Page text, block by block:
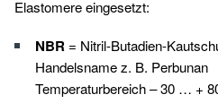
Elastomere eingesetzt:
NBR = Nitril-Butadien-
Handelsname z. B. Perbunan
Temperaturbereich – 30 … +